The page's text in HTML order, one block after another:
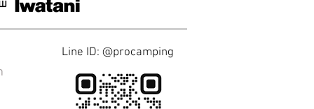
Line ID: @procamping